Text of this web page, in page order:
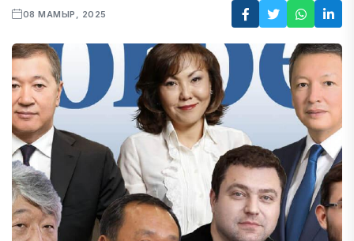
08 МАМЫР, 2025